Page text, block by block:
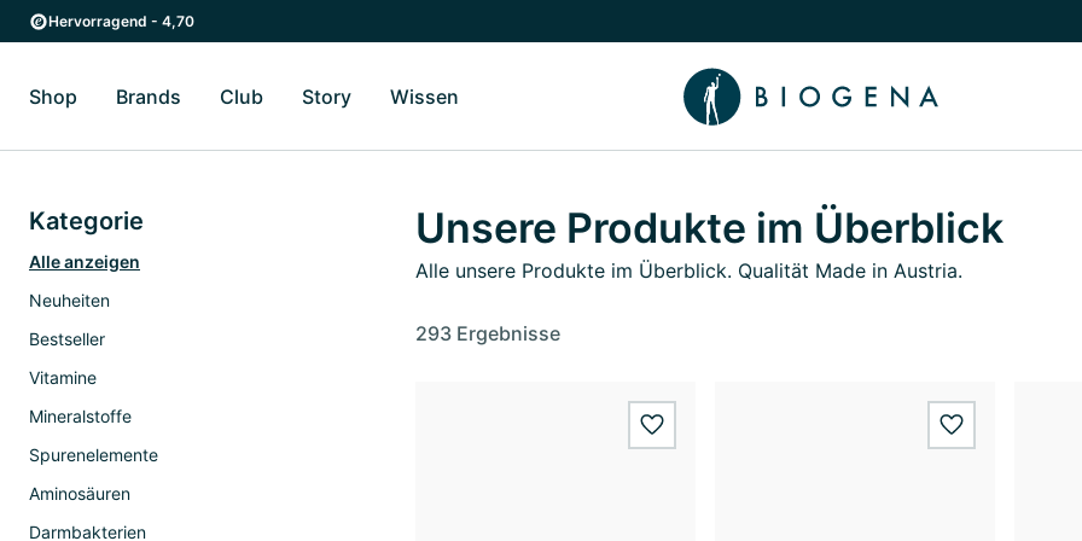
Zum Hauptinhalt springen
Zur Hauptnavigation springen
Hervorragend - 4,70
Shop Zum Untermenü Shop umschalten
Brands Zum Untermenü Brands umschalten
Club Zum Untermenü Club umschalten
Story Zum Untermenü Story umschalten
Wissen Zum Untermenü Wissen umschalten
Unsere Produkte im Überblick
Alle unsere Produkte im Überblick. Qualität Made in Austria.
293 Ergebnisse
wishlist.add wishlist.add
Kategorie
Alle anzeigen
Neuheiten
Bestseller
Vitamine
Mineralstoffe
Spurenelemente
Aminosäuren
Darmbakterien